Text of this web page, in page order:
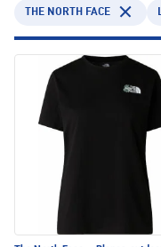
THE NORTH FACE